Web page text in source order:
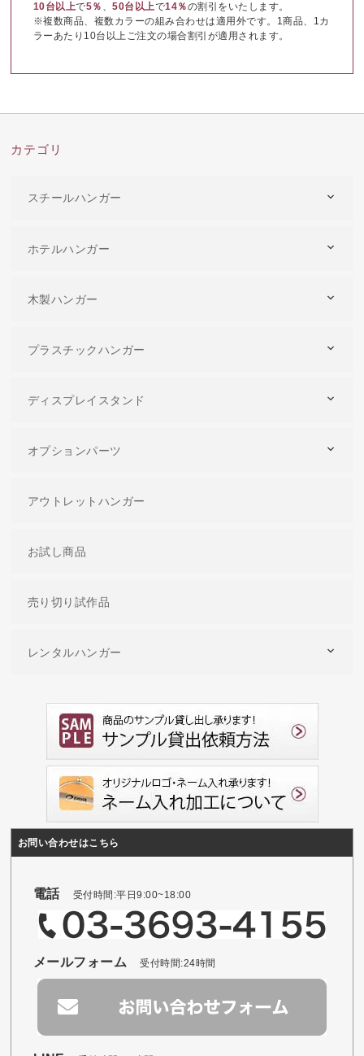
10台以上で5％ 、50台以上で14％の割引をいたします。
※複数商品、複数カラーの組み合わせは適用外です。1商品、1カ
ラーあたり10台以上ご注文の場合割引が適用されます。
カテゴリ
スチールハンガー
ホテルハンガー
木製ハンガー
プラスチックハンガー
ディスプレイスタンド
オプションパーツ
アウトレットハンガー
お試し商品
売り切り試作品
レンタルハンガー
お問い合わせはこちら
電話 受付時間:平日9:00~18:00
メールフォーム 受付時間:24時間